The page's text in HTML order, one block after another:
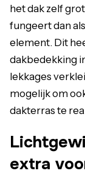
het dak zelf
fungeert dan
element. Dit
dakbedekking
lekkages
mogelijk om
dakterras te
extra